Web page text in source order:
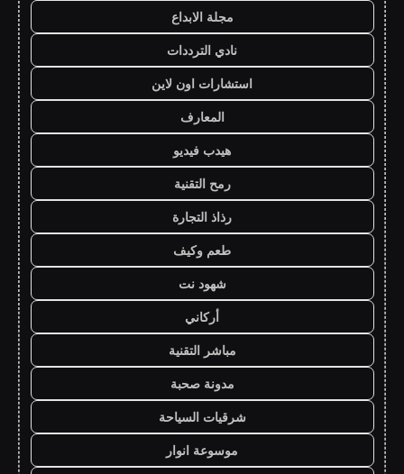
مجلة الابداع
نادي الترددات
استشارات اون لاين
المعارف
هيدب فيديو
رمح التقنية
رذاذ التجارة
طعم وكيف
شهود نت
أركاني
مباشر التقنية
مدونة صحبة
شرقيات السياحة
موسوعة انوار